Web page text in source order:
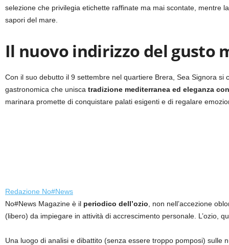
selezione che privilegia etichette raffinate ma mai scontate, mentre
sapori del mare.
Il nuovo indirizzo del gusto
Con il suo debutto il 9 settembre nel quartiere Brera, Sea Signora
gastronomica che unisca tradizione mediterranea ed eleganza
marinara promette di conquistare palati esigenti e di regalare
Redazione No#News
No#News Magazine è il periodico dell’ozio , non nell’accezione
(libero) da impiegare in attività di accrescimento personale. L’ozio,
Una luogo di analisi e dibattito (senza essere troppo pomposi)